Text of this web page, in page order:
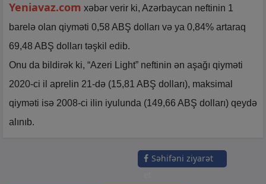
Yeniavaz.com xəbər verir ki, Azərbaycan neftinin 1
barelə olan qiyməti 0,58 ABŞ dolları və ya 0,84% artaraq
69,48 ABŞ dolları təşkil edib.
Onu da bildirək ki, “Azeri Light” neftinin ən aşağı qiyməti
2020-ci il aprelin 21-də (15,81 ABŞ dolları), maksimal
qiyməti isə 2008-ci ilin iyulunda (149,66 ABŞ dolları) qeydə
alınıb.
Səhifəni ziyarət